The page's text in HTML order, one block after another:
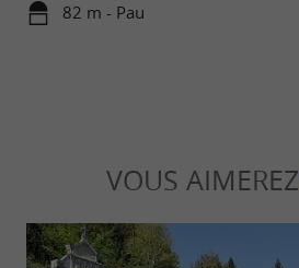
82 m - Pau
VOUS AIMEREZ